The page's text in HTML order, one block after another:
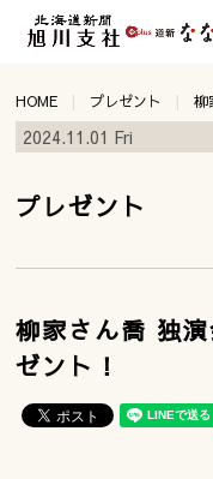
HOME プレゼント 柳
2024.11.01 Fri
プレゼント
柳家さん喬 独
ゼント！